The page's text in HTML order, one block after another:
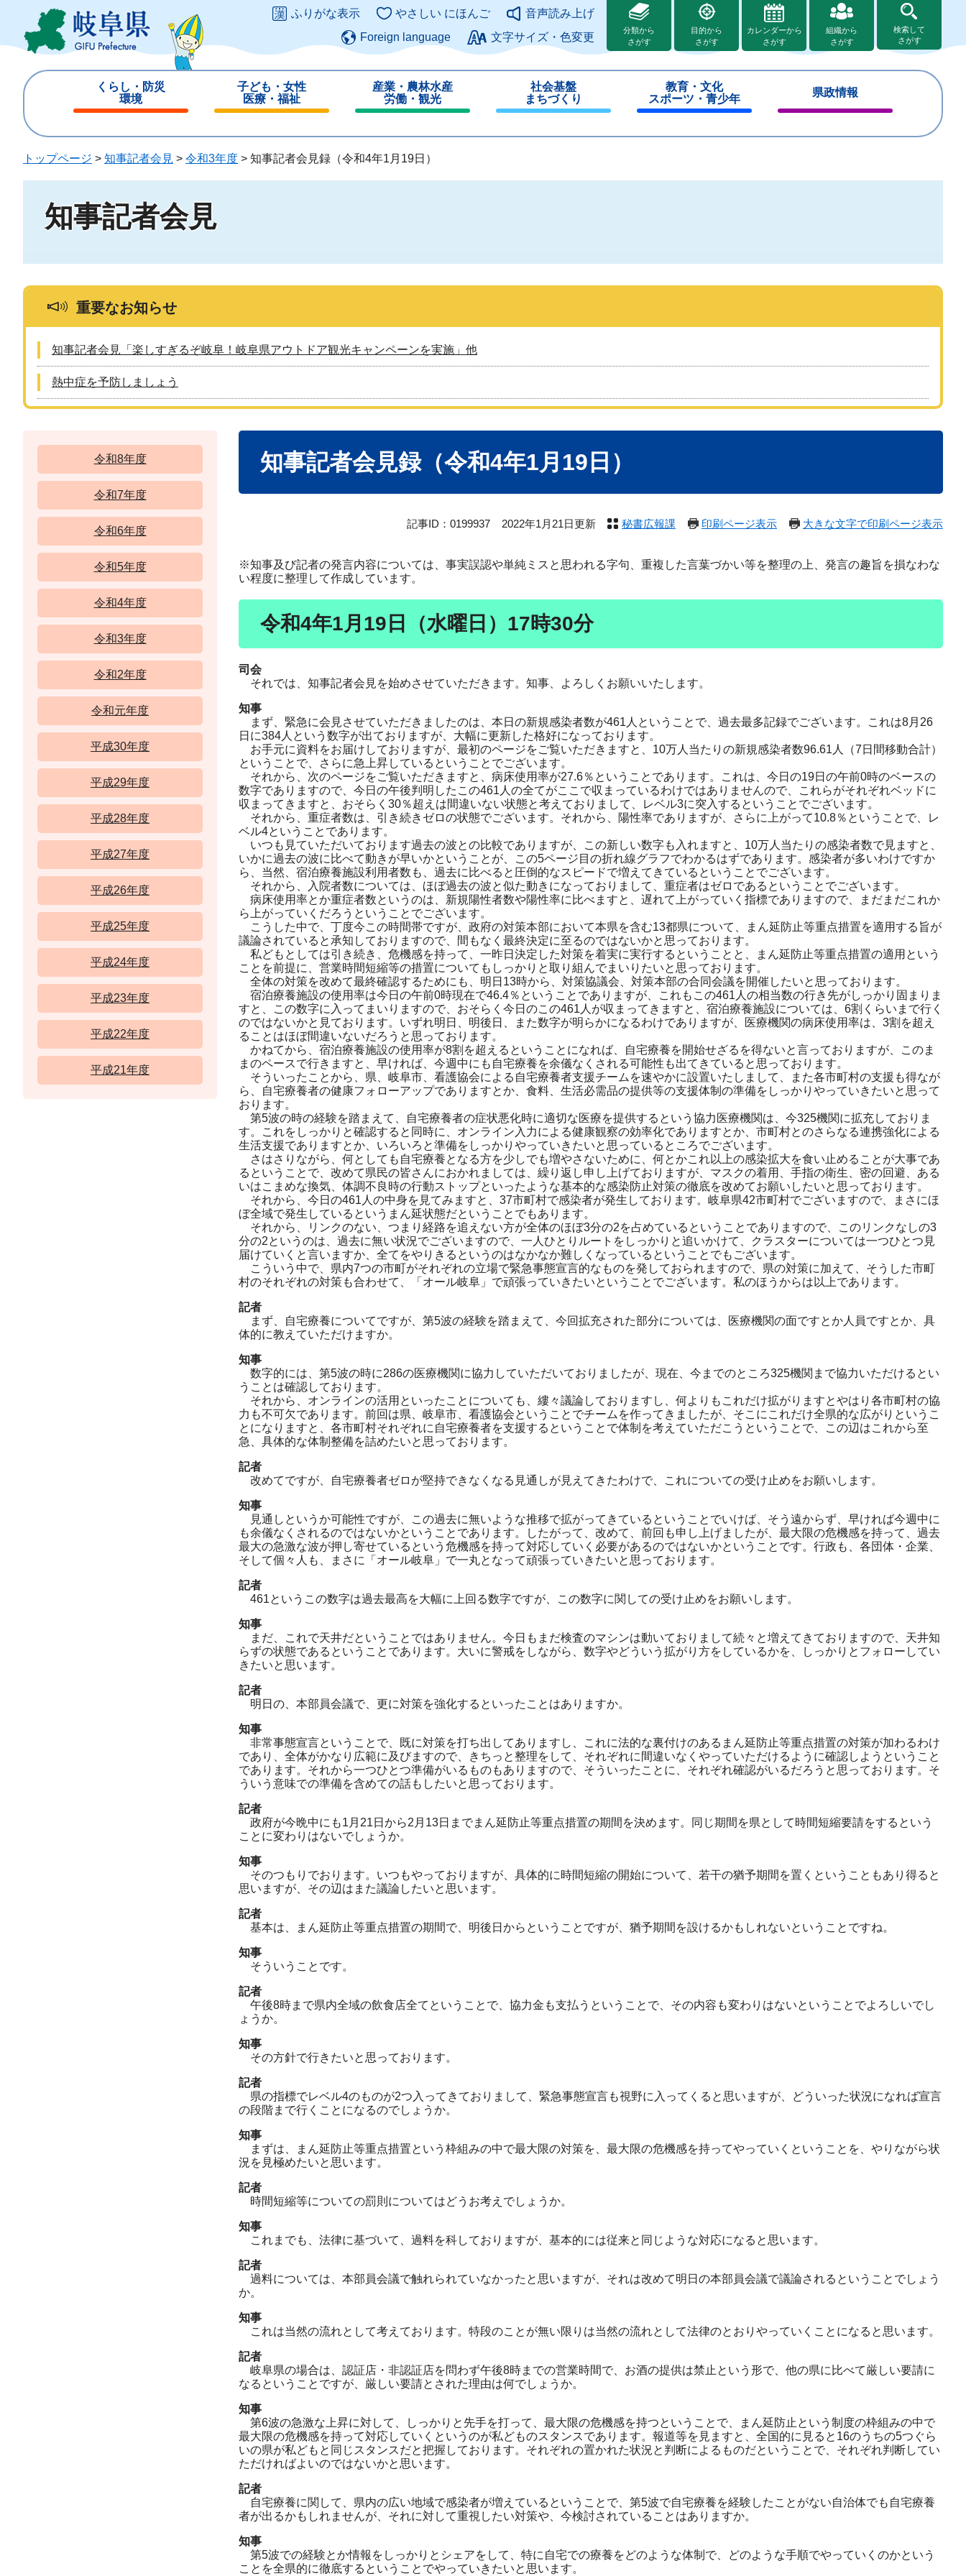
ジ
ュ
このページの本文へ
ふりがな表示 やさしい にほんご
音声読み上げ
Foreign language
文字サイズ・色変更
分類から
さがす
目的から
さがす
カレンダーから
さがす
組織から
さがす
検索して
さがす
くらし・防災
環境
じ
子ども・女性
医療・福祉
じ
る
産業・農林水産
労働・観光
じ
る
社会基盤
まちづくり
じ
教育・文化
スポーツ・青少年
じ
県政情報
じ
トップページ > 知事記者会見 > 令和3年度 > 知事記者会見録（令和4年1月19日）
知事記者会見
重要なお知らせ
知事記者会見「楽しすぎるぞ岐阜！岐阜県アウトドア観光キャンペーンを実施」他
熱中症を予防しましょう
知事記者会見録（令和4年1月19日）
記事ID：0199937 2022年1月21日更新 秘書広報課 印刷ページ表示 大きな文字で印刷ページ表示
※知事及び記者の発言内容については、事実誤認や単純ミスと思われる字句、重複した言葉づかい等を整理の上、発言の趣旨を損なわな
い程度に整理して作成しています。
令和4年1月19日（水曜日）17時30分
司会
それでは、知事記者会見を始めさせていただきます。知事、よろしくお願いいたします。
知事
まず、緊急に会見させていただきましたのは、本日の新規感染者数が461人ということで、過去最多記録でございます。これは8月26
日に384人という数字が出ておりますが、大幅に更新した格好になっております。
お手元に資料をお届けしておりますが、最初のページをご覧いただきますと、10万人当たりの新規感染者数96.61人（7日間移動合計）
ということで、さらに急上昇しているということでございます。
それから、次のページをご覧いただきますと、病床使用率が27.6％ということであります。これは、今日の19日の午前0時のベースの
数字でありますので、今日の午後判明したこの461人の全てがここで収まっているわけではありませんので、これらがそれぞれベッドに
収まってきますと、おそらく30％超えは間違いない状態と考えておりまして、レベル3に突入するということでございます。
それから、重症者数は、引き続きゼロの状態でございます。それから、陽性率でありますが、さらに上がって10.8％ということで、レ
ベル4ということであります。
いつも見ていただいております過去の波との比較でありますが、この新しい数字も入れますと、10万人当たりの感染者数で見ますと、
いかに過去の波に比べて動きが早いかということが、この5ページ目の折れ線グラフでわかるはずであります。感染者が多いわけですか
ら、当然、宿泊療養施設利用者数も、過去に比べると圧倒的なスピードで増えてきているということでございます。
それから、入院者数については、ほぼ過去の波と似た動きになっておりまして、重症者はゼロであるということでございます。
病床使用率とか重症者数というのは、新規陽性者数や陽性率に比べますと、遅れて上がっていく指標でありますので、まだまだこれか
ら上がっていくだろうということでございます。
こうした中で、丁度今この時間帯ですが、政府の対策本部において本県を含む13都県について、まん延防止等重点措置を適用する旨が
議論されていると承知しておりますので、間もなく最終決定に至るのではないかと思っております。
私どもとしては引き続き、危機感を持って、一昨日決定した対策を着実に実行するということと、まん延防止等重点措置の適用という
ことを前提に、営業時間短縮等の措置についてもしっかりと取り組んでまいりたいと思っております。
全体の対策を改めて最終確認するためにも、明日13時から、対策協議会、対策本部の合同会議を開催したいと思っております。
宿泊療養施設の使用率は今日の午前0時現在で46.4％ということでありますが、これもこの461人の相当数の行き先がしっかり固まりま
すと、この数字に入ってまいりますので、おそらく今日のこの461人が収まってきますと、宿泊療養施設については、6割くらいまで行く
のではないかと見ております。いずれ明日、明後日、また数字が明らかになるわけでありますが、医療機関の病床使用率は、3割を超え
ることはほぼ間違いないだろうと思っております。
かねてから、宿泊療養施設の使用率が8割を超えるということになれば、自宅療養を開始せざるを得ないと言っておりますが、このま
まのペースで行きますと、早ければ、今週中にも自宅療養を余儀なくされる可能性も出てきていると思っております。
そういったことから、県、岐阜市、看護協会による自宅療養者支援チームを速やかに設置いたしまして、また各市町村の支援も得なが
ら、自宅療養者の健康フォローアップでありますとか、食料、生活必需品の提供等の支援体制の準備をしっかりやっていきたいと思って
おります。
第5波の時の経験を踏まえて、自宅療養者の症状悪化時に適切な医療を提供するという協力医療機関は、今325機関に拡充しておりま
す。これをしっかりと確認すると同時に、オンライン入力による健康観察の効率化でありますとか、市町村とのさらなる連携強化による
生活支援でありますとか、いろいろと準備をしっかりやっていきたいと思っているところでございます。
さはさりながら、何としても自宅療養となる方を少しでも増やさないために、何とかこれ以上の感染拡大を食い止めることが大事であ
るということで、改めて県民の皆さんにおかれましては、繰り返し申し上げておりますが、マスクの着用、手指の衛生、密の回避、ある
いはこまめな換気、体調不良時の行動ストップといったような基本的な感染防止対策の徹底を改めてお願いしたいと思っております。
それから、今日の461人の中身を見てみますと、37市町村で感染者が発生しております。岐阜県42市町村でございますので、まさにほ
ぼ全域で発生しているというまん延状態だということでもあります。
それから、リンクのない、つまり経路を追えない方が全体のほぼ3分の2を占めているということでありますので、このリンクなしの3
分の2というのは、過去に無い状況でございますので、一人ひとりルートをしっかりと追いかけて、クラスターについては一つひとつ見
届けていくと言いますか、全てをやりきるというのはなかなか難しくなっているということでもございます。
こういう中で、県内7つの市町がそれぞれの立場で緊急事態宣言的なものを発しておられますので、県の対策に加えて、そうした市町
村のそれぞれの対策も合わせて、「オール岐阜」で頑張っていきたいということでございます。私のほうからは以上であります。
記者
まず、自宅療養についてですが、第5波の経験を踏まえて、今回拡充された部分については、医療機関の面ですとか人員ですとか、具
体的に教えていただけますか。
知事
数字的には、第5波の時に286の医療機関に協力していただいておりましたが、現在、今までのところ325機関まで協力いただけるとい
うことは確認しております。
それから、オンラインの活用といったことについても、縷々議論しておりますし、何よりもこれだけ拡がりますとやはり各市町村の協
力も不可欠であります。前回は県、岐阜市、看護協会ということでチームを作ってきましたが、そこにこれだけ全県的な広がりというこ
とになりますと、各市町村それぞれに自宅療養者を支援するということで体制を考えていただこうということで、この辺はこれから至
急、具体的な体制整備を詰めたいと思っております。
記者
改めてですが、自宅療養者ゼロが堅持できなくなる見通しが見えてきたわけで、これについての受け止めをお願いします。
知事
見通しというか可能性ですが、この過去に無いような推移で拡がってきているということでいけば、そう遠からず、早ければ今週中に
も余儀なくされるのではないかということであります。したがって、改めて、前回も申し上げましたが、最大限の危機感を持って、過去
最大の急激な波が押し寄せているという危機感を持って対応していく必要があるのではないかということです。行政も、各団体・企業、
そして個々人も、まさに「オール岐阜」で一丸となって頑張っていきたいと思っております。
記者
461というこの数字は過去最高を大幅に上回る数字ですが、この数字に関しての受け止めをお願いします。
知事
まだ、これで天井だということではありません。今日もまだ検査のマシンは動いておりまして続々と増えてきておりますので、天井知
らずの状態であるということであります。大いに警戒をしながら、数字やどういう拡がり方をしているかを、しっかりとフォローしてい
きたいと思います。
記者
明日の、本部員会議で、更に対策を強化するといったことはありますか。
知事
非常事態宣言ということで、既に対策を打ち出してありますし、これに法的な裏付けのあるまん延防止等重点措置の対策が加わるわけ
であり、全体がかなり広範に及びますので、きちっと整理をして、それぞれに間違いなくやっていただけるように確認しようということ
であります。それから一つひとつ準備がいるものもありますので、そういったことに、それぞれ確認がいるだろうと思っております。そ
ういう意味での準備を含めての話もしたいと思っております。
記者
政府が今晩中にも1月21日から2月13日までまん延防止等重点措置の期間を決めます。同じ期間を県として時間短縮要請をするという
ことに変わりはないでしょうか。
知事
そのつもりでおります。いつもやっておりますが、具体的に時間短縮の開始について、若干の猶予期間を置くということもあり得ると
思いますが、その辺はまた議論したいと思います。
記者
基本は、まん延防止等重点措置の期間で、明後日からということですが、猶予期間を設けるかもしれないということですね。
知事
そういうことです。
記者
午後8時まで県内全域の飲食店全てということで、協力金も支払うということで、その内容も変わりはないということでよろしいでし
ょうか。
知事
その方針で行きたいと思っております。
記者
県の指標でレベル4のものが2つ入ってきておりまして、緊急事態宣言も視野に入ってくると思いますが、どういった状況になれば宣言
の段階まで行くことになるのでしょうか。
知事
まずは、まん延防止等重点措置という枠組みの中で最大限の対策を、最大限の危機感を持ってやっていくということを、やりながら状
況を見極めたいと思います。
記者
時間短縮等についての罰則についてはどうお考えでしょうか。
知事
これまでも、法律に基づいて、過料を科しておりますが、基本的には従来と同じような対応になると思います。
記者
過料については、本部員会議で触れられていなかったと思いますが、それは改めて明日の本部員会議で議論されるということでしょう
か。
知事
これは当然の流れとして考えております。特段のことが無い限りは当然の流れとして法律のとおりやっていくことになると思います。
記者
岐阜県の場合は、認証店・非認証店を問わず午後8時までの営業時間で、お酒の提供は禁止という形で、他の県に比べて厳しい要請に
なるということですが、厳しい要請とされた理由は何でしょうか。
知事
第6波の急激な上昇に対して、しっかりと先手を打って、最大限の危機感を持つということで、まん延防止という制度の枠組みの中で
最大限の危機感を持って対応していくというのが私どものスタンスであります。報道等を見ますと、全国的に見ると16のうちの5つぐら
いの県が私どもと同じスタンスだと把握しております。それぞれの置かれた状況と判断によるものだということで、それぞれ判断してい
ただければよいのではないかと思います。
記者
自宅療養に関して、県内の広い地域で感染者が増えているということで、第5波で自宅療養を経験したことがない自治体でも自宅療養
者が出るかもしれませんが、それに対して重視したい対策や、今検討されていることはありますか。
知事
第5波での経験とか情報をしっかりとシェアをして、特に自宅での療養をどのような体制で、どのような手順でやっていくのかという
ことを全県的に徹底するということでやっていきたいと思います。
令和8年度
令和7年度
令和6年度
令和5年度
令和4年度
令和3年度
令和2年度
令和元年度
平成30年度
平成29年度
平成28年度
平成27年度
平成26年度
平成25年度
平成24年度
平成23年度
平成22年度
平成21年度